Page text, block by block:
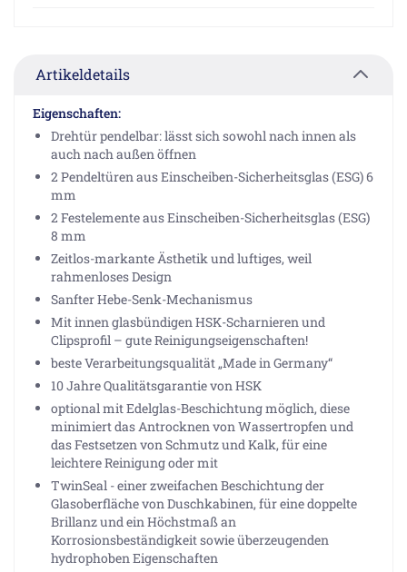
Artikeldetails
Eigenschaften:
Drehtür pendelbar: lässt sich sowohl nach innen als
auch nach außen öffnen
2 Pendeltüren aus Einscheiben-Sicherheitsglas (ESG) 6
mm
2 Festelemente aus Einscheiben-Sicherheitsglas (ESG)
8 mm
Zeitlos-markante Ästhetik und luftiges, weil
rahmenloses Design
Sanfter Hebe-Senk-Mechanismus
Mit innen glasbündigen HSK-Scharnieren und
Clipsprofil – gute Reinigungseigenschaften!
beste Verarbeitungsqualität „Made in Germany“
10 Jahre Qualitätsgarantie von HSK
optional mit Edelglas-Beschichtung möglich, diese
minimiert das Antrocknen von Wassertropfen und
das Festsetzen von Schmutz und Kalk, für eine
leichtere Reinigung oder mit
TwinSeal - einer zweifachen Beschichtung der
Glasoberfläche von Duschkabinen, für eine doppelte
Brillanz und ein Höchstmaß an
Korrosionsbeständigkeit sowie überzeugenden
hydrophoben Eigenschaften